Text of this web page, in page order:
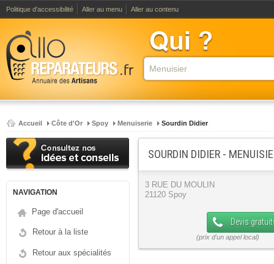
Politique d'accessibilité Aller au menu Aller au contenu
Accueil Côte d'Or Spoy Menuiserie Sourdin Didier
NAVIGATION
Page d'accueil
Retour à la liste
Retour aux spécialités
SOURDIN DIDIER -
3 RUE DU MOULIN
21120 Spoy
Devis